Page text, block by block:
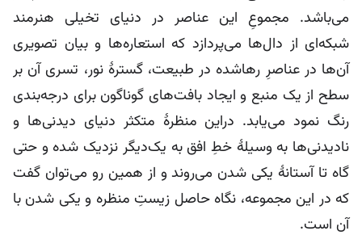
می‌باشد. مجموعِ این عناصر در دنیای تخیلی هنرمند
شبکه‌ای از دال‌ها می‌پردازد که استعاره‌ها و بیان تصویری
آن‌ها در عناصرِ رهاشده در طبیعت، گسترۀ نور، تسری آن بر
سطح از یک منبع و ایجاد بافت‌های گوناگون برای درجه‌بندی
رنگ نمود می‌یابد. دراین منظرۀ متکثر دنیای دیدنی‌ها و
نادیدنی‌ها به وسیلۀ خطِ افق به یک‌دیگر نزدیک شده و حتی
گاه تا آستانۀ یکی شدن می‌روند و از همین رو می‌توان گفت
که در این مجموعه، نگاه حاصل زیستِ منظره و یکی شدن با
آن است.